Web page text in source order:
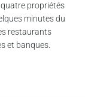
propriétés
minutes du
restaurants
et banques.